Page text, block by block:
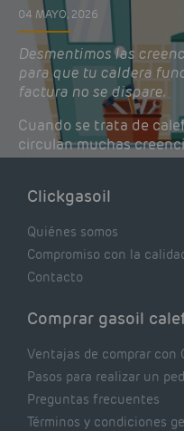
04 MAYO, 2026
Desmentimos las
para que tu caldera
factura no se dispare.
Cuando se trata de
circulan muchas
lógicas pero que, en
de tu caldera. Pocas se
Clickgasoil
Quiénes somos
Compromiso con la
Contacto
Comprar gasoil
Ventajas de comprar con
Pasos para realizar un
Preguntas frecuentes
Términos y condiciones